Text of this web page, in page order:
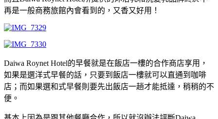
再是一般商務旅館內會看到的，又香又好用！
Daiwa Roynet Hotel的早餐就是在飯店一樓的合作商店享用，
如果是選洋式早餐的話，只要到飯店一樓就可以直通到咖啡
店；而如果選和式早餐則要先出飯店一趟才能抵達，稍稍的不
便。